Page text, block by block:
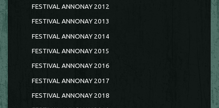
FESTIVAL ANNONAY 2012
FESTIVAL ANNONAY 2013
FESTIVAL ANNONAY 2014
FESTIVAL ANNONAY 2015
FESTIVAL ANNONAY 2016
FESTIVAL ANNONAY 2017
FESTIVAL ANNONAY 2018